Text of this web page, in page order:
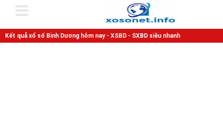
Kết quả xổ số Bình Dương hôm nay - XSBD - SXBD siêu nhanh